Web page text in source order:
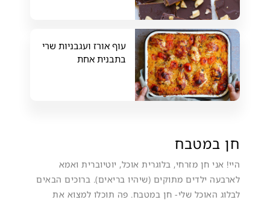
חן במטבח
היי! אני חן מזרחי, בלוגרית אוכל, יוטיוברית ואמא
לארבעה ילדים מתוקים (שיהיו בריאים). ברוכים הבאים
לבלוג האוכל שלי- חן במטבח. פה תוכלו למצוא את
עוף אורז ועגבניות שרי
בתבנית אחת